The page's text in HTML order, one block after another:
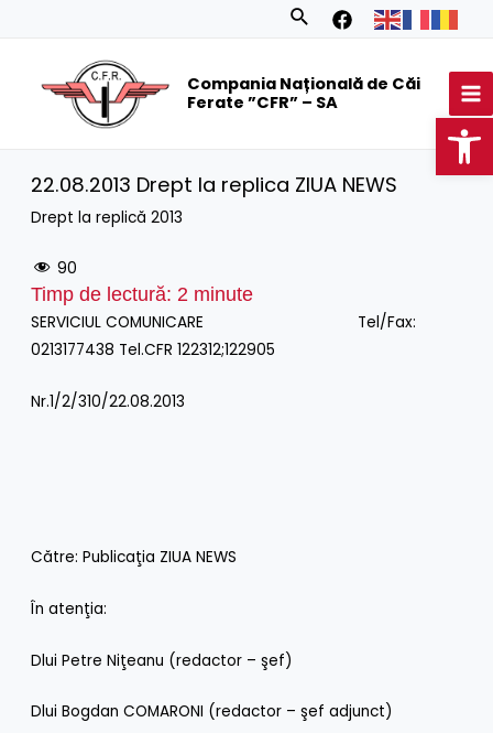
Search
Compania Națională de Căi
Ferate ”CFR” – SA
22.08.2013 Drept la replica ZIUA NEWS
Drept la replică 2013
90
Timp de lectură: 2 minute
SERVICIUL COMUNICARE Tel/Fax:
0213177438 Tel.CFR 122312;122905
Nr.1/2/310/22.08.2013
Către: Publicaţia ZIUA NEWS
În atenţia:
Dlui Petre Niţeanu (redactor – şef)
Dlui Bogdan COMARONI (redactor – şef adjunct)